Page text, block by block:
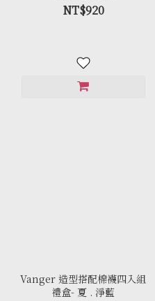
NT$920
Vanger 造型搭配棉襪四入組
禮盒- 夏 . 淨藍